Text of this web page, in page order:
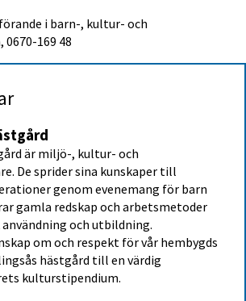
i barn-, kultur- och
169 48
är miljö-, kultur- och
De sprider sina kunskaper till
genom evenemang för barn
gamla redskap och arbetsmetoder
och utbildning.
om och respekt för vår hembygds
hästgård till en värdig
kulturstipendium.